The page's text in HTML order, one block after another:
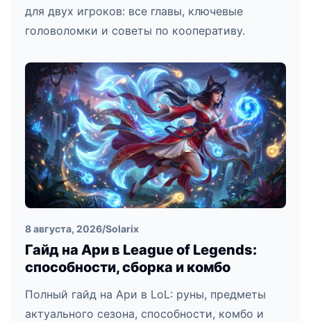
для двух игроков: все главы, ключевые
головоломки и советы по кооперативу.
8 августа, 2026/Solarix
Гайд на Ари в League of Legends:
способности, сборка и комбо
Полный гайд на Ари в LoL: руны, предметы
актуального сезона, способности, комбо и